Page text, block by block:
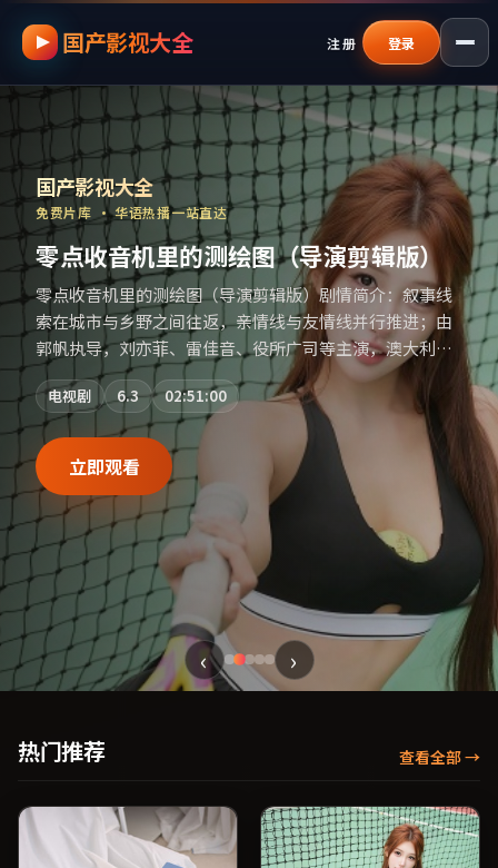
跳过导航，进入正文
国产影视大全 注册 登录
国产影视资源大全免费｜国产影视大全—
国产影视大全
免费片库 · 华语热播一站直达
零点收音机里的测绘图（导演剪辑版）
零点收音机里的测绘图（导演剪辑版）剧情简介：叙事线
索在城市与乡野之间往返，亲情线与友情线并行推进；由
郭帆执导，刘亦菲、雷佳音、役所广司等主演，澳大利亚
出品，爱情类型，2017年上映 / 2017年4月6日于澳大利亚
地区院线首映，网络平台同步更新片源。若你偏爱节奏不
急躁、人物立体的作品，值得一看。（国产影视资源大全
免费条目索引，支持片名与演员交叉检索。）
电视剧 6.3 02:51:00
立即观看
‹ ›
热门推荐 查看全部→